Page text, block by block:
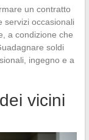
un contratto
servizi occasionali
a condizione che
soldi
ingegno e a
vicini